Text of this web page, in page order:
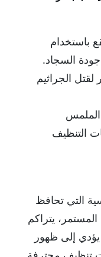
السجاد.
الجراثيم
التنظيف
التي تحافظ
يتراكم
إلى ظهور